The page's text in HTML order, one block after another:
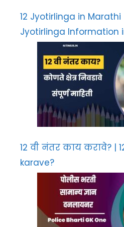
12 Jyotirlinga in Marathi |
Jyotirlinga Information
12 वी नंतर काय करावे? |
karave?